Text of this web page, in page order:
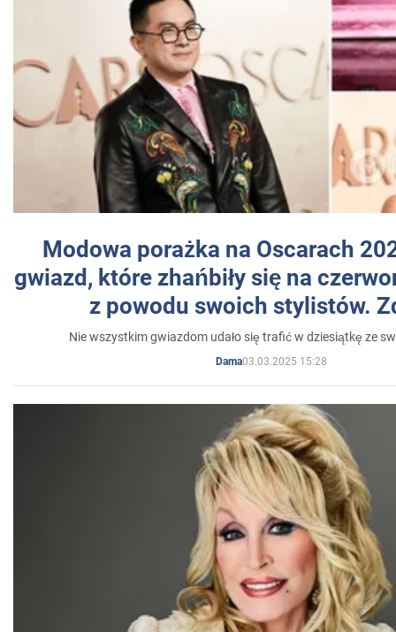
Modowa porażka na Oscarach
gwiazd, które zhańbiły się na
z powodu swoich stylistów.
Nie wszystkim gwiazdom udało się trafić w dziesiątkę ze
Dama03.03.2025 15:28